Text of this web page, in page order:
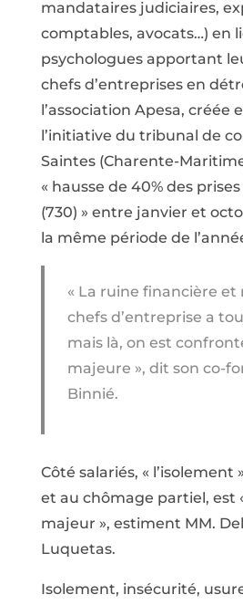
mandataires judiciaires,
comptables, avocats…) en
psychologues apportant
chefs d’entreprises en
l’association Apesa, créée
l’initiative du tribunal de
Saintes (Charente-
« hausse de 40% des
(730) » entre janvier et
la même période de
« La ruine financière et
chefs d’entreprise a
mais là, on est
majeure », dit son co-
Binnié.
Côté salariés, « l’isolement
et au chômage partiel, est
majeur », estiment MM.
Luquetas.
Isolement, insécurité,